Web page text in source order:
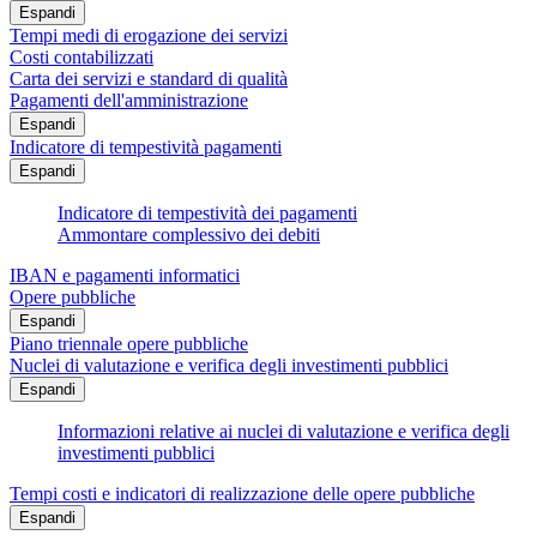
Espandi
Tempi medi di erogazione dei servizi
Costi contabilizzati
Carta dei servizi e standard di qualità
Pagamenti dell'amministrazione
Espandi
Indicatore di tempestività pagamenti
Espandi
Indicatore di tempestività dei pagamenti
Ammontare complessivo dei debiti
IBAN e pagamenti informatici
Opere pubbliche
Espandi
Piano triennale opere pubbliche
Nuclei di valutazione e verifica degli investimenti pubblici
Espandi
Informazioni relative ai nuclei di valutazione e verifica degli
investimenti pubblici
Tempi costi e indicatori di realizzazione delle opere pubbliche
Espandi